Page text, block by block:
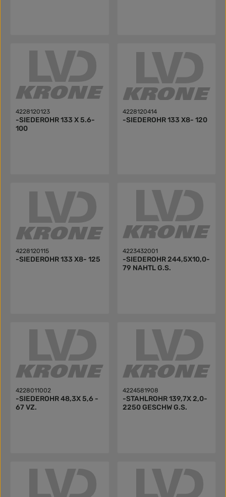
4228120123
-SIEDEROHR 133 X 5.6-
100
4228120414
-SIEDEROHR 133 X8- 120
4228120115
-SIEDEROHR 133 X8- 125
4223432001
-SIEDEROHR 244,5X10,0-
79 NAHTL G.S.
4228011002
-SIEDEROHR 48,3X 5,6 -
67 VZ.
4224581908
-STAHLROHR 139,7X 2,0-
2250 GESCHW G.S.